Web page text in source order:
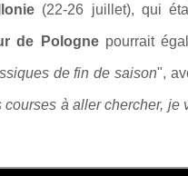
(22-26 juillet), qui
de Polognepourrait
de fin de saison",
courses à aller chercher, je